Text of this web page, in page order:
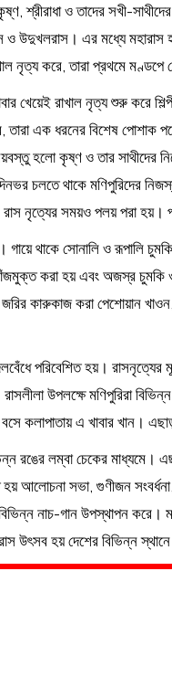
শ্রীরাধা ও তাদের সখী-
এর মধ্যে মহারাস
নৃত্য করে, তারা প্রথমে
খেয়েই রাখাল নৃত্য শুরু করে
তারা এক ধরনের বিশেষ পোশাক
হলো কৃষ্ণ ও তার
চলতে থাকে মণিপুরিদের
রাস নৃত্যের সময়ও পলয় পরা হয়।
থাকে সোনালি ও রূপালি
করা হয় এবং অজস্র চুমকি ও
কারুকাজ করা পেশোয়ান
পরিবেশিত হয়। রাসনৃত্যের
উপলক্ষে মণিপুরিরা
কলাপাতায় এ খাবার খান।
লম্বা চেকের মাধ্যমে।
আলোচনা সভা, গুণীজন
নাচ-গান উপস্থাপন করে।
উৎসব হয় দেশের বিভিন্ন